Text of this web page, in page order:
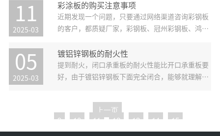
护起来，即便火灾的时候，钢筋的温度仍然低于
300℃，关于钢筋的受力影响很小。承重板要抵达
抗火要求需满足以下几个方面：即
11
2025-03
彩涂板的购买注意事项
近期发现一个问题，只要通过网络渠道咨询彩钢板
的客户，都质疑厂家，彩钢板、冠州彩钢板、鸿基
解的，毕竟我们未曾谋面，您不认识我，我不认识
您，客户靠信任，厂家靠诚实，zui终成交订单。
但凡有这种顾虑的客户，99%
05
2025-03
镀铝锌钢板的耐火性
提到耐火，闭口承重板的耐火性能比开口承重板要
好，由于镀铝锌钢板下面完全闭合，能够就理解为
来，即便火灾的时候，钢筋的温度仍然低于
300℃，关于钢筋的受力影响很小。承重板要抵达
上一页
9
10 11 12 13 14
15
下一页